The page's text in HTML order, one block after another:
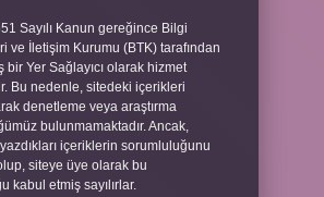
Sayılı Kanun gereğince Bilgi
ve İletişim Kurumu (BTK) tarafından
bir Yer Sağlayıcı olarak hizmet
Bu nedenle, sitedeki içerikleri
denetleme veya araştırma
bulunmamaktadır. Ancak,
içeriklerin sorumluluğunu
siteye üye olarak bu
kabul etmiş sayılırlar.